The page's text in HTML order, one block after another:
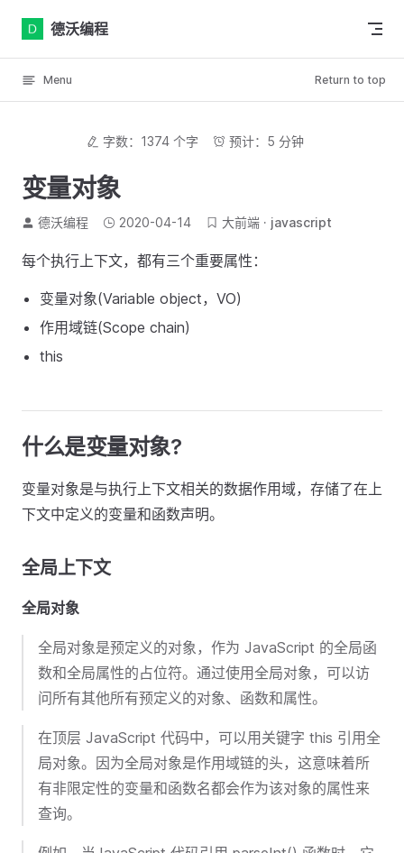
Skip to content
德沃编程
Menu Return to top
字数：1374 个字 预计：5 分钟
变量对象
德沃编程 2020-04-14 大前端 javascript
每个执行上下文，都有三个重要属性：
变量对象(Variable object，VO)
作用域链(Scope chain)
this
什么是变量对象?
变量对象是与执行上下文相关的数据作用域，存储了在上
下文中定义的变量和函数声明。
全局上下文
全局对象
全局对象是预定义的对象，作为 JavaScript 的全局函
数和全局属性的占位符。通过使用全局对象，可以访
问所有其他所有预定义的对象、函数和属性。
在顶层 JavaScript 代码中，可以用关键字 this 引用全
局对象。因为全局对象是作用域链的头，这意味着所
有非限定性的变量和函数名都会作为该对象的属性来
查询。